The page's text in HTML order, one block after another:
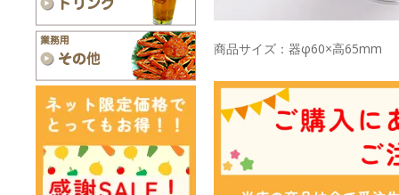
商品サイズ：器φ60×高65mm